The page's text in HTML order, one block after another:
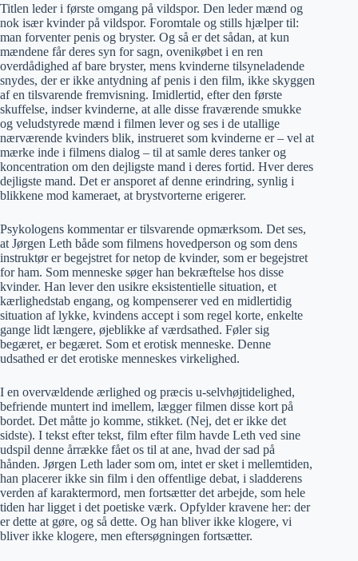
Titlen leder i første omgang på vildspor. Den leder mænd og
nok især kvinder på vildspor. Foromtale og stills hjælper til:
man forventer penis og bryster. Og så er det sådan, at kun
mændene får deres syn for sagn, ovenikøbet i en ren
overdådighed af bare bryster, mens kvinderne tilsyneladende
snydes, der er ikke antydning af penis i den film, ikke skyggen
af en tilsvarende fremvisning. Imidlertid, efter den første
skuffelse, indser kvinderne, at alle disse fraværende smukke
og veludstyrede mænd i filmen lever og ses i de utallige
nærværende kvinders blik, instrueret som kvinderne er – vel at
mærke inde i filmens dialog – til at samle deres tanker og
koncentration om den dejligste mand i deres fortid. Hver deres
dejligste mand. Det er ansporet af denne erindring, synlig i
blikkene mod kameraet, at brystvorterne erigerer.
Psykologens kommentar er tilsvarende opmærksom. Det ses,
at Jørgen Leth både som filmens hovedperson og som dens
instruktør er begejstret for netop de kvinder, som er begejstret
for ham. Som menneske søger han bekræftelse hos disse
kvinder. Han lever den usikre eksistentielle situation, et
kærlighedstab engang, og kompenserer ved en midlertidig
situation af lykke, kvindens accept i som regel korte, enkelte
gange lidt længere, øjeblikke af værdsathed. Føler sig
begæret, er begæret. Som et erotisk menneske. Denne
udsathed er det erotiske menneskes virkelighed.
I en overvældende ærlighed og præcis u-selvhøjtidelighed,
befriende muntert ind imellem, lægger filmen disse kort på
bordet. Det måtte jo komme, stikket. (Nej, det er ikke det
sidste). I tekst efter tekst, film efter film havde Leth ved sine
udspil denne årrække fået os til at ane, hvad der sad på
hånden. Jørgen Leth lader som om, intet er sket i mellemtiden,
han placerer ikke sin film i den offentlige debat, i sladderens
verden af karaktermord, men fortsætter det arbejde, som hele
tiden har ligget i det poetiske værk. Opfylder kravene her: der
er dette at gøre, og så dette. Og han bliver ikke klogere, vi
bliver ikke klogere, men eftersøgningen fortsætter.